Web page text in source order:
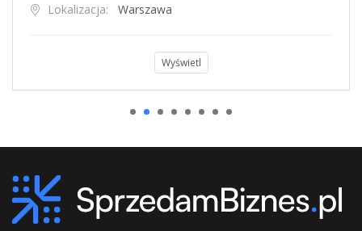
Lokalizacja:
Warszawa
Wyświetl